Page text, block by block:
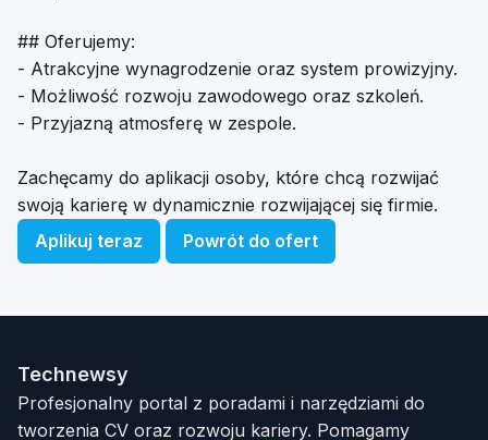
## Oferujemy:
- Atrakcyjne wynagrodzenie oraz system prowizyjny.
- Możliwość rozwoju zawodowego oraz szkoleń.
- Przyjazną atmosferę w zespole.
Zachęcamy do aplikacji osoby, które chcą rozwijać
swoją karierę w dynamicznie rozwijającej się firmie.
Aplikuj teraz
Powrót do ofert
Technewsy
Profesjonalny portal z poradami i narzędziami do
tworzenia CV oraz rozwoju kariery. Pomagamy